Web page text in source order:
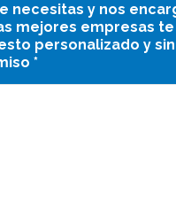
necesitas y nos
mejores empresas te
personalizado y sin
*